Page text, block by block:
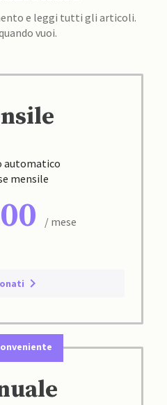
e leggi tutti gli articoli.
vuoi.
automatico
mensile
/ mese